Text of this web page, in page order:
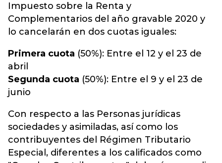
Impuesto sobre la Renta y
Complementarios del año gravable 2020 y
lo cancelarán en dos cuotas iguales:
Primera cuota (50%): Entre el 12 y el 23 de
abril
Segunda cuota (50%): Entre el 9 y el 23 de
junio
Con respecto a las Personas jurídicas
sociedades y asimiladas, así como los
contribuyentes del Régimen Tributario
Especial, diferentes a los calificados como